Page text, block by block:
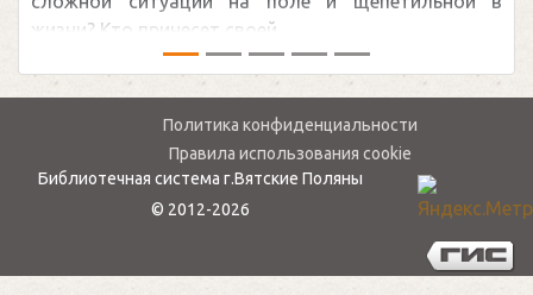
— ...
Политика конфиденциальности
Правила использования cookie